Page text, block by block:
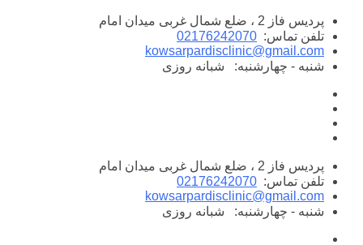
پرش
محتوا
پردیس فاز 2 ، ضلع شمال غربی میدان امام
تلفن تماس: 02176242070
kowsarpardisclinic@gmail.com
شنبه - چهارشنبه:
شبانه روزی
پردیس فاز 2 ، ضلع شمال غربی میدان امام
تلفن تماس: 02176242070
kowsarpardisclinic@gmail.com
شنبه - چهارشنبه:
شبانه روزی